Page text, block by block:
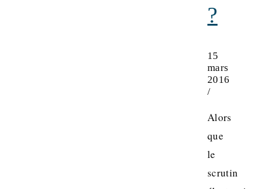
?
15
mars
2016
/
Alors
que
le
scrutin